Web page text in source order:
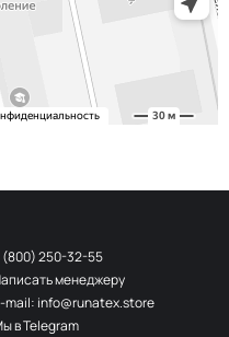
2
3
198
2
(800) 250-32-55
менеджеру
mail: info@runatex.store
в Telegram